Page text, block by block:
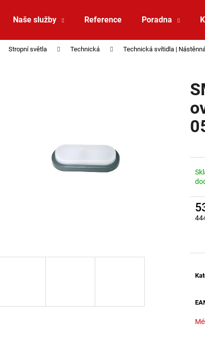
Naše služby Reference Poradna
Stropní světla Technická Technická svítidla |
Co potřebujete najít?
VÝPRODEJ
MAGO II M, B